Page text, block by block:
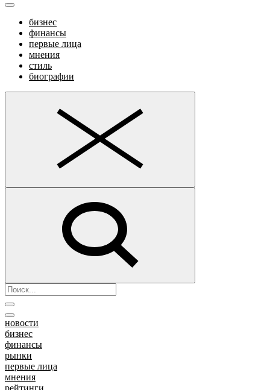
бизнес
финансы
первые лица
мнения
стиль
биографии
новости
бизнес
финансы
рынки
первые лица
мнения
рейтинги